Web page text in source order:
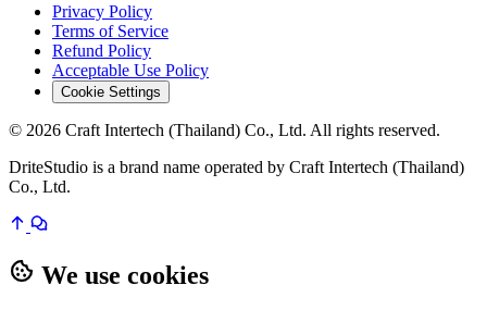
Privacy Policy
Terms of Service
Refund Policy
Acceptable Use Policy
Cookie Settings
© 2026 Craft Intertech (Thailand) Co., Ltd. All rights reserved.
DriteStudio is a brand name operated by Craft Intertech (Thailand)
Co., Ltd.
We use cookies